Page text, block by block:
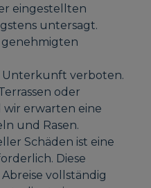
eingestellten
untersagt.
Unterkunft verboten.
oder
erwarten eine
und Rasen.
Schäden ist eine
Diese
vollständig